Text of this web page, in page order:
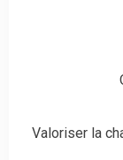
Valoriser la